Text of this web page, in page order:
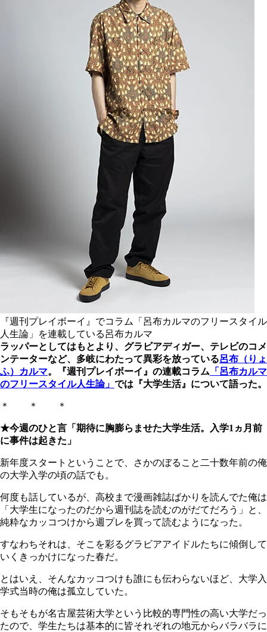
『週刊プレイボーイ』でコラム「呂布カルマのフリースタイル
人生論」を連載している呂布カルマ
ラッパーとしてはもとより、グラビアディガー、テレビのコメ
ンテーターなど、多岐にわたって異彩を放っている呂布（りょ
ふ）カルマ。『週刊プレイボーイ』の連載コラム 「呂布カルマ
のフリースタイル人生論」 では『大学生活』について語った。
＊ ＊ ＊
★今週のひと言「期待に胸膨らませた大学生活。入学1ヵ月前
に事件は起きた」
新年度スタートということで、さかのぼること二十数年前の俺
の大学入学の頃の話でも。
何度も話しているが、高校まで漫画雑誌ばかりを読んでた俺は
「大学生になったのだから週刊誌を読むのがだてだろう」と、
純粋なカッコつけから週プレを買って読むようになった。
すなわちそれは、そこを彩るグラビアアイドルたちに傾倒して
いくきっかけになった春だ。
とはいえ、そんなカッコつけも誰にも伝わらないほど、大学入
学式当時の俺は孤立していた。
そもそもが名古屋芸術大学という比較的専門性の高い大学だっ
たので、学生たちは基本的に皆それぞれの地元からバラバラに